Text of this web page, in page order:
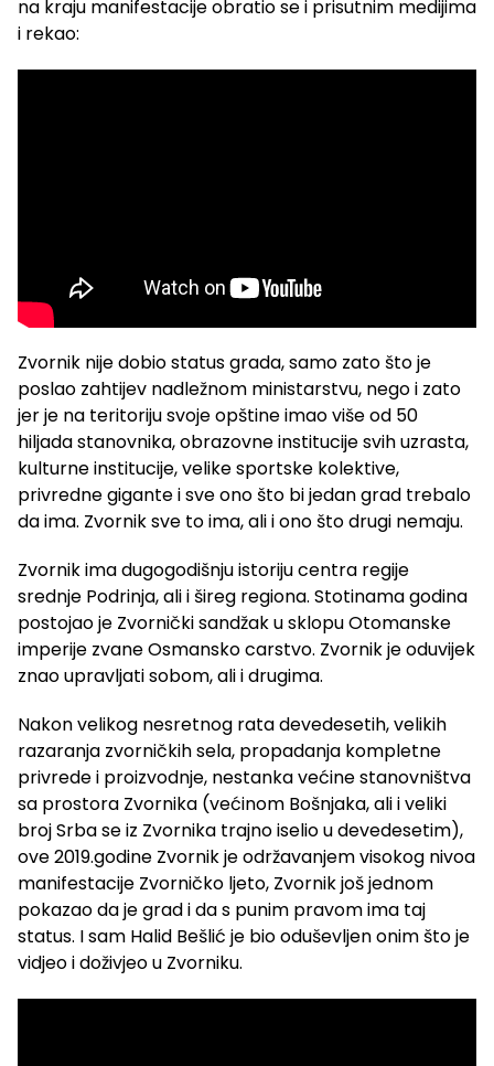
na kraju manifestacije obratio se i prisutnim medijima
i rekao:
Zvornik nije dobio status grada, samo zato što je
poslao zahtijev nadležnom ministarstvu, nego i zato
jer je na teritoriju svoje opštine imao više od 50
hiljada stanovnika, obrazovne institucije svih uzrasta,
kulturne institucije, velike sportske kolektive,
privredne gigante i sve ono što bi jedan grad trebalo
da ima. Zvornik sve to ima, ali i ono što drugi nemaju.
Zvornik ima dugogodišnju istoriju centra regije
srednje Podrinja, ali i šireg regiona. Stotinama godina
postojao je Zvornički sandžak u sklopu Otomanske
imperije zvane Osmansko carstvo. Zvornik je oduvijek
znao upravljati sobom, ali i drugima.
Nakon velikog nesretnog rata devedesetih, velikih
razaranja zvorničkih sela, propadanja kompletne
privrede i proizvodnje, nestanka većine stanovništva
sa prostora Zvornika (većinom Bošnjaka, ali i veliki
broj Srba se iz Zvornika trajno iselio u devedesetim),
ove 2019.godine Zvornik je održavanjem visokog nivoa
manifestacije Zvorničko ljeto, Zvornik još jednom
pokazao da je grad i da s punim pravom ima taj
status. I sam Halid Bešlić je bio oduševljen onim što je
vidjeo i doživjeo u Zvorniku.